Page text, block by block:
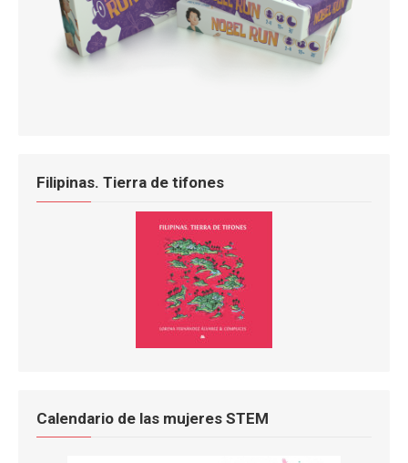
Filipinas. Tierra de tifones
Calendario de las mujeres STEM